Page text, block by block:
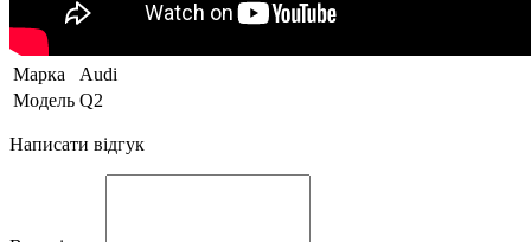
Марка
Audi
Модель Q2
Написати відгук